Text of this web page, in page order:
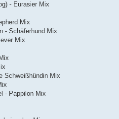
- Eurasier Mix
Mix
- Schäferhund Mix
Mix
Schweißhündin Mix
- Pappilon Mix